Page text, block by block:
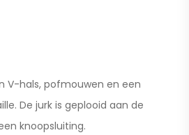
V-hals, pofmouwen en een
De jurk is geplooid aan de
knoopsluiting.